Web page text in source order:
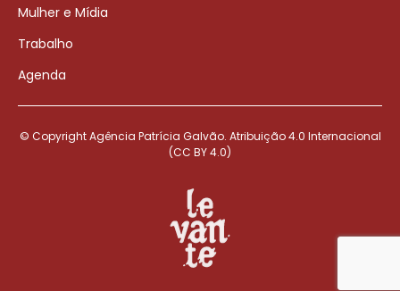
Mulher e Mídia
Trabalho
Agenda
© Copyright Agência Patrícia Galvão. Atribuição 4.0 Internacional
(CC BY 4.0)